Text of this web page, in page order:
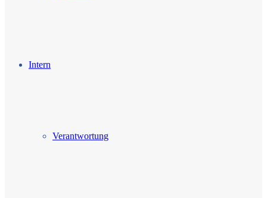
Intern
Verantwortung